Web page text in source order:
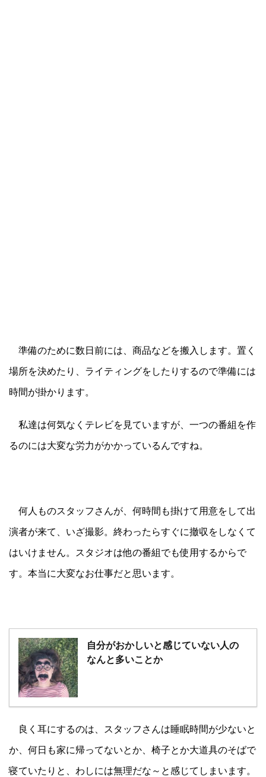
準備のために数日前には、商品などを搬入します。置く
場所を決めたり、ライティングをしたりするので準備には
時間が掛かります。
私達は何気なくテレビを見ていますが、一つの番組を作
るのには大変な労力がかかっているんですね。
何人ものスタッフさんが、何時間も掛けて用意をして出
演者が来て、いざ撮影。終わったらすぐに撤収をしなくて
はいけません。スタジオは他の番組でも使用するからで
す。本当に大変なお仕事だと思います。
自分がおかしいと感じていない人の
なんと多いことか
良く耳にするのは、スタッフさんは睡眠時間が少ないと
か、何日も家に帰ってないとか、椅子とか大道具のそばで
寝ていたりと、わしには無理だな～と感じてしまいます。